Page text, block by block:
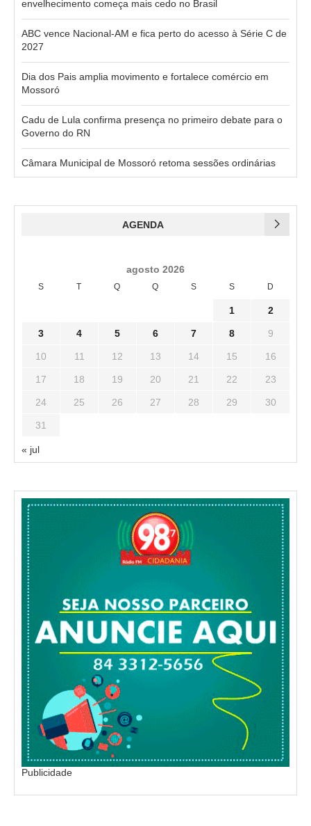
envelhecimento começa mais cedo no Brasil
ABC vence Nacional-AM e fica perto do acesso à Série C de
2027
Dia dos Pais amplia movimento e fortalece comércio em
Mossoró
Cadu de Lula confirma presença no primeiro debate para o
Governo do RN
Câmara Municipal de Mossoró retoma sessões ordinárias
AGENDA
agosto 2026
S T Q Q S S D
1 2
3 4 5 6 7 8 9
10 11 12 13 14 15 16
17 18 19 20 21 22 23
24 25 26 27 28 29 30
31
« jul
Publicidade